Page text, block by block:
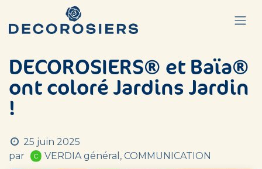
Se rendre au contenu
DECOROSIERS® et Baïa®
ont coloré Jardins Jardin
!
25 juin 2025
par
VERDIA général, COMMUNICATION